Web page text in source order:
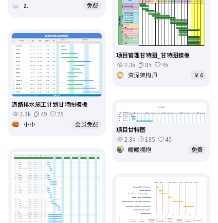
z.
免费
项目管理甘特图_甘特图模板
2.3k
85
45
资深架构师
￥4
道路排水施工计划甘特图模板
2.3k
49
25
小小
会员免费
项目甘特图
2.3k
185
40
暖暖拥抱
免费